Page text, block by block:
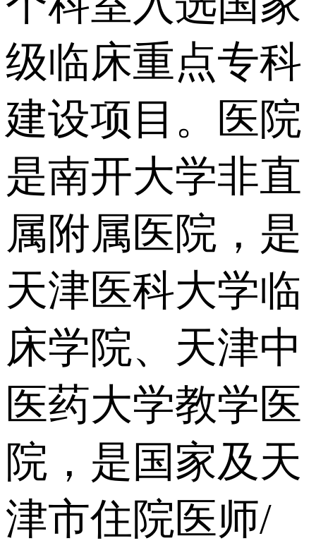
级临床重点专科
建设项目。医院
是南开大学非直
属附属医院，是
天津医科大学临
床学院、天津中
医药大学教学医
院，是国家及天
津市住院医师/